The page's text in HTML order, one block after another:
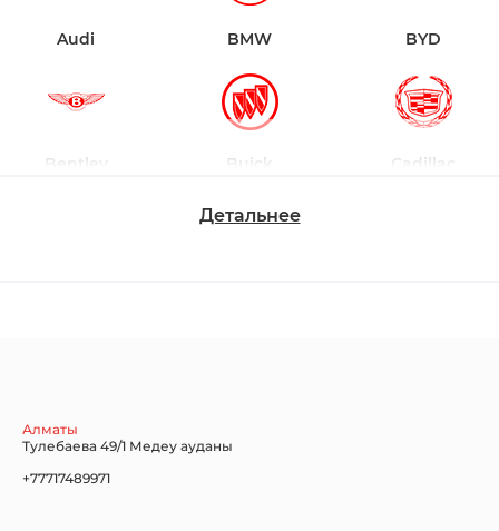
Audi BMW BYD
Bentley Buick Cadillac
Детальнее
Алматы
Тулебаева 49/1 Медеу ауданы
+77717489971